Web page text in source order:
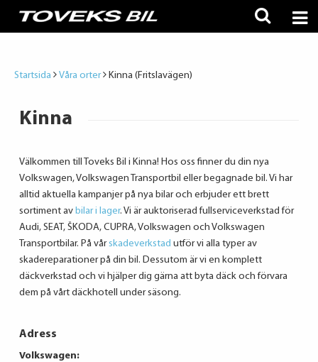
Startsida Våra orter Kinna (Fritslavägen)
Kinna
Välkommen till Toveks Bil i Kinna! Hos oss finner du din nya
Volkswagen, Volkswagen Transportbil eller begagnade bil. Vi har
alltid aktuella kampanjer på nya bilar och erbjuder ett brett
sortiment av bilar i lager. Vi är auktoriserad fullserviceverkstad för
Audi, SEAT, ŠKODA, CUPRA, Volkswagen och Volkswagen
Transportbilar. På vårskadeverkstad utför vi alla typer av
skadereparationer på din bil. Dessutom är vi en komplett
däckverkstad och vi hjälper dig gärna att byta däck och förvara
dem på vårt däckhotell under säsong.
Adress
Volkswagen: